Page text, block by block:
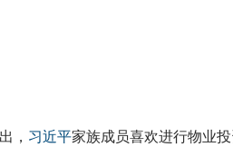
， 习近平家族成员喜欢进行物业